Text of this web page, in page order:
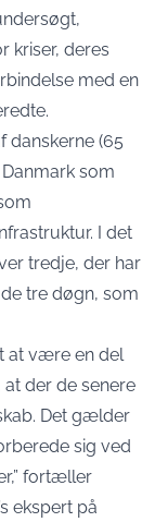
kriser, deres
med en
danskerne (65
som
I det
tredje, der har
tre døgn, som
at være en del
der de senere
Det gælder
sig ved
fortæller
ekspert på